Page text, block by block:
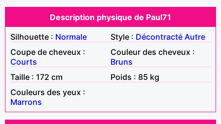
Description physique de Paul71
Silhouette : Normale Style : Décontracté Autre
Coupe de cheveux :
Courts
Couleur des cheveux :
Bruns
Taille : 172 cm
Poids : 85 kg
Couleurs des yeux :
Marrons